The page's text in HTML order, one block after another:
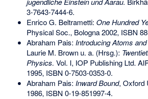
3-7643-7444-6.
Enrico G. Beltrametti: One Hundred
Physical Soc., Bologna 2002, ISBN
Abraham Pais: Introducing Atoms
Laurie M. Brown u. a. (Hrsg.):
Physics. Vol. I, IOP Publishing Ltd.
1995, ISBN 0-7503-0353-0.
Abraham Pais: Inward Bound, Oxford
1986, ISBN 0-19-851997-4.